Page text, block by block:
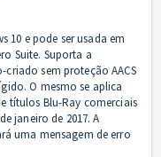
10 e pode ser usada em
Suite. Suporta a
sem proteção AACS
O mesmo se aplica
títulos Blu-Ray comerciais
janeiro de 2017. A
uma mensagem de erro